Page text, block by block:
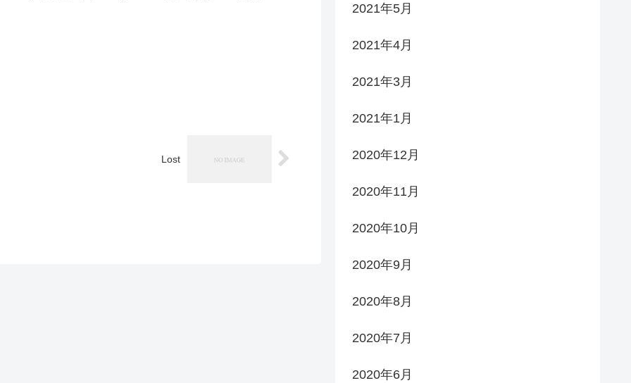
Lost
2021年5月
2021年4月
2021年3月
2021年1月
2020年12月
2020年11月
2020年10月
2020年9月
2020年8月
2020年7月
2020年6月